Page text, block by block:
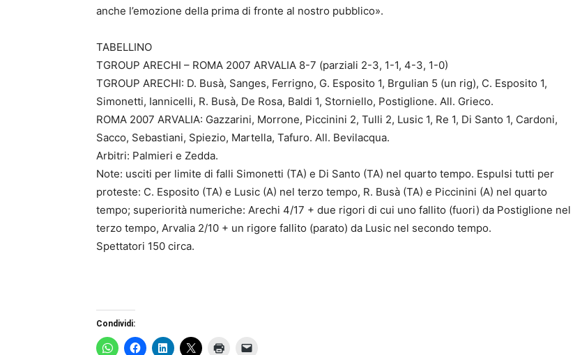
anche l’emozione della prima di fronte al nostro pubblico».
TABELLINO
TGROUP ARECHI – ROMA 2007 ARVALIA 8-7 (parziali 2-3, 1-1, 4-3, 1-0)
TGROUP ARECHI: D. Busà, Sanges, Ferrigno, G. Esposito 1, Brgulian 5 (un rig), C. Esposito 1,
Simonetti, Iannicelli, R. Busà, De Rosa, Baldi 1, Storniello, Postiglione. All. Grieco.
ROMA 2007 ARVALIA: Gazzarini, Morrone, Piccinini 2, Tulli 2, Lusic 1, Re 1, Di Santo 1, Cardoni,
Sacco, Sebastiani, Spiezio, Martella, Tafuro. All. Bevilacqua.
Arbitri: Palmieri e Zedda.
Note: usciti per limite di falli Simonetti (TA) e Di Santo (TA) nel quarto tempo. Espulsi tutti per
proteste: C. Esposito (TA) e Lusic (A) nel terzo tempo, R. Busà (TA) e Piccinini (A) nel quarto
tempo; superiorità numeriche: Arechi 4/17 + due rigori di cui uno fallito (fuori) da Postiglione nel
terzo tempo, Arvalia 2/10 + un rigore fallito (parato) da Lusic nel secondo tempo.
Spettatori 150 circa.
Condividi: